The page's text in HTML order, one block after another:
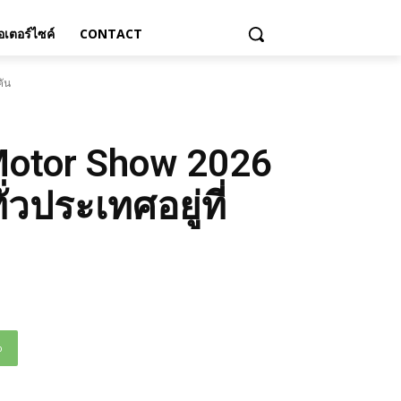
เตอร์ไซค์ CONTACT
น
Show 2026
ประเทศอยู่ที่